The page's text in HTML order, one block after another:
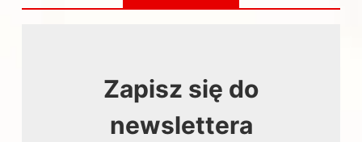
Zapisz się do
newslettera